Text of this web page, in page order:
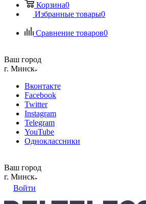
Корзина0
Избранные товары0
Сравнение товаров0
Ваш город
г. Минск
Вконтакте
Facebook
Twitter
Instagram
Telegram
YouTube
Одноклассники
Ваш город
г. Минск
Войти